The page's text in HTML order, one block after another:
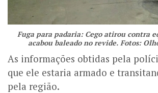
Fuga para padaria: Cego atirou contra
acabou baleado no revide. Fotos:
As informações obtidas pela
que ele estaria armado e
pela região.